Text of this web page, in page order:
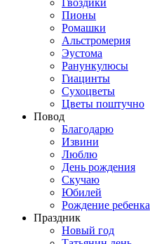
Гвоздики
Пионы
Ромашки
Альстромерия
Эустома
Ранункулюсы
Гиацинты
Сухоцветы
Цветы поштучно
Повод
Благодарю
Извини
Люблю
День рождения
Скучаю
Юбилей
Рождение ребенка
Праздник
Новый год